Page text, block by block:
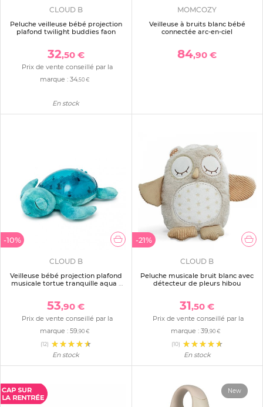
CLOUD B
Peluche veilleuse bébé projection
plafond twilight buddies faon
32,50 €
Prix de vente conseillé par la
marque : 34,50 €
En stock
MOMCOZY
Veilleuse à bruits blanc bébé
connectée arc-en-ciel
84,90 €
-10%
CLOUD B
Veilleuse bébé projection plafond
musicale tortue tranquille aqua -
53,90 €
Prix de vente conseillé par la
marque : 59 ,90 €
(12)
En stock
-21%
CLOUD B
Peluche musicale bruit blanc avec
détecteur de pleurs hibou
31,50 €
Prix de vente conseillé par la
marque :39 ,90 €
(10)
En stock
New